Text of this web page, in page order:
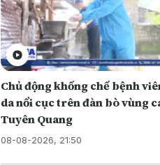
Chủ động khống chế bệnh
da nổi cục trên đàn bò vùng
Tuyên Quang
08-08-2026, 21:50